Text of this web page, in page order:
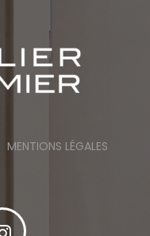
MENTIONS LÉGALES